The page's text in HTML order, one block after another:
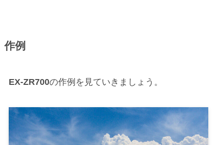
作例
EX-ZR700の作例を見ていきましょう。